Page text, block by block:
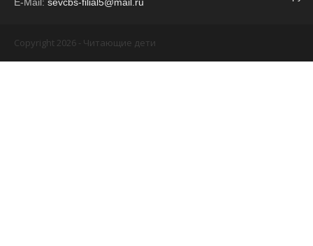
Copyright 2026 - Читающие дети